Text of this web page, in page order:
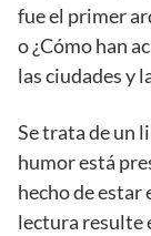
fue el primer
o ¿Cómo han
las ciudades y
Se trata de un
humor está
hecho de estar
lectura resulte